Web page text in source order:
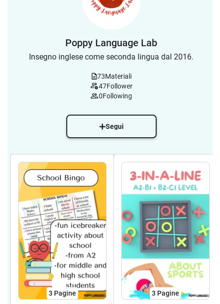
Poppy Language Lab
Insegno inglese come seconda lingua dal 2016.
73Materiali
47Follower
0Following
Segui
3 Pagine 3 Pagine